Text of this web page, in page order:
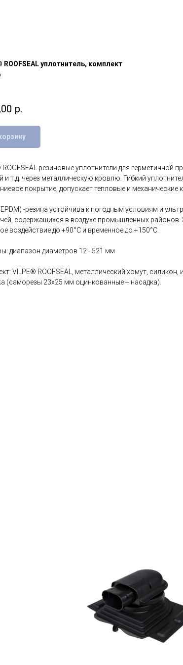
ROOFSEAL уплотнитель, комплект
р.
ROOFSEAL резиновые уплотнители для герметичной
и т.д. через металлическую кровлю. Гибкий
покрытие, допускает тепловые и механические
-резина устойчива к погодным условиям и
содержащихся в воздухе промышленных
воздействие до +90°C и временное до +150°C.
диапазон диаметров 12 - 521 мм
VILPE® ROOFSEAL, металлический хомут,
(саморезы 23x25 мм оцинкованные + насадка).